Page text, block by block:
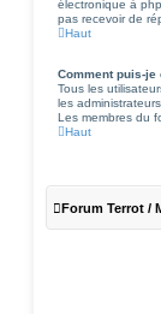
électronique à
pas recevoir de
Haut
Comment puis-
Tous les
les
Les membres du
Haut
Forum Terrot /